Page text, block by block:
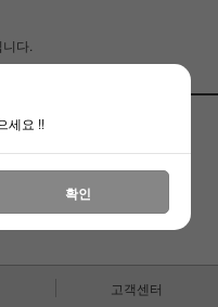
다.
ACCOUNT
고객센터
세요 !!
확인